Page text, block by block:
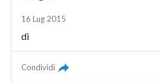
16 Lug 2015
di
Condividi